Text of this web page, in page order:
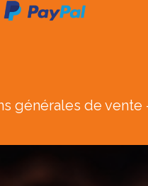
générales de vente